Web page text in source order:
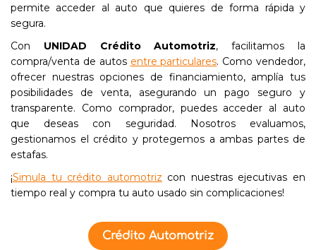
permite acceder al auto que quieres de forma rápida y
segura.
Con UNIDAD Crédito Automotriz, facilitamos la
compra/venta de autos entre particulares. Como vendedor,
ofrecer nuestras opciones de financiamiento, amplía tus
posibilidades de venta, asegurando un pago seguro y
transparente. Como comprador, puedes acceder al auto
que deseas con seguridad. Nosotros evaluamos,
gestionamos el crédito y protegemos a ambas partes de
estafas.
¡Simula tu crédito automotriz con nuestras ejecutivas en
tiempo real y compra tu auto usado sin complicaciones!
Crédito Automotriz